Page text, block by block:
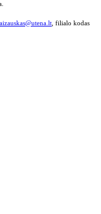
, filialo kodas